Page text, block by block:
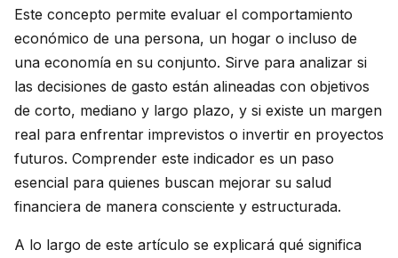
Este concepto permite evaluar el comportamiento
económico de una persona, un hogar o incluso de
una economía en su conjunto. Sirve para analizar si
las decisiones de gasto están alineadas con objetivos
de corto, mediano y largo plazo, y si existe un margen
real para enfrentar imprevistos o invertir en proyectos
futuros. Comprender este indicador es un paso
esencial para quienes buscan mejorar su salud
financiera de manera consciente y estructurada.
A lo largo de este artículo se explicará qué significa